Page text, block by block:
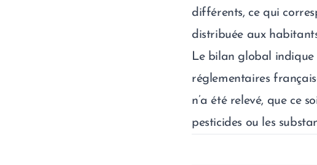
différents, ce qui
distribuée aux
Le bilan global indique
réglementaires
n’a été relevé, que ce
pesticides ou les